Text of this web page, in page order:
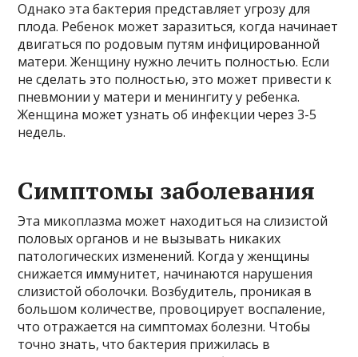
Однако эта бактерия представляет угрозу для
плода. Ребенок может заразиться, когда начинает
двигаться по родовым путям инфицированной
матери. Женщину нужно лечить полностью. Если
не сделать это полностью, это может привести к
пневмонии у матери и менингиту у ребенка.
Женщина может узнать об инфекции через 3-5
недель.
Симптомы заболевания
Эта микоплазма может находиться на слизистой
половых органов и не вызывать никаких
патологических изменений. Когда у женщины
снижается иммунитет, начинаются нарушения
слизистой оболочки. Возбудитель, проникая в
большом количестве, провоцирует воспаление,
что отражается на симптомах болезни. Чтобы
точно знать, что бактерия прижилась в